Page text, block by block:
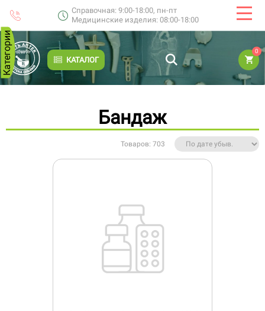
Справочная: 9:00-18:00, пн-пт
Медицинские изделия: 08:00-18:00
КАТАЛОГ
0
Категории
Бандаж
Товаров: 703